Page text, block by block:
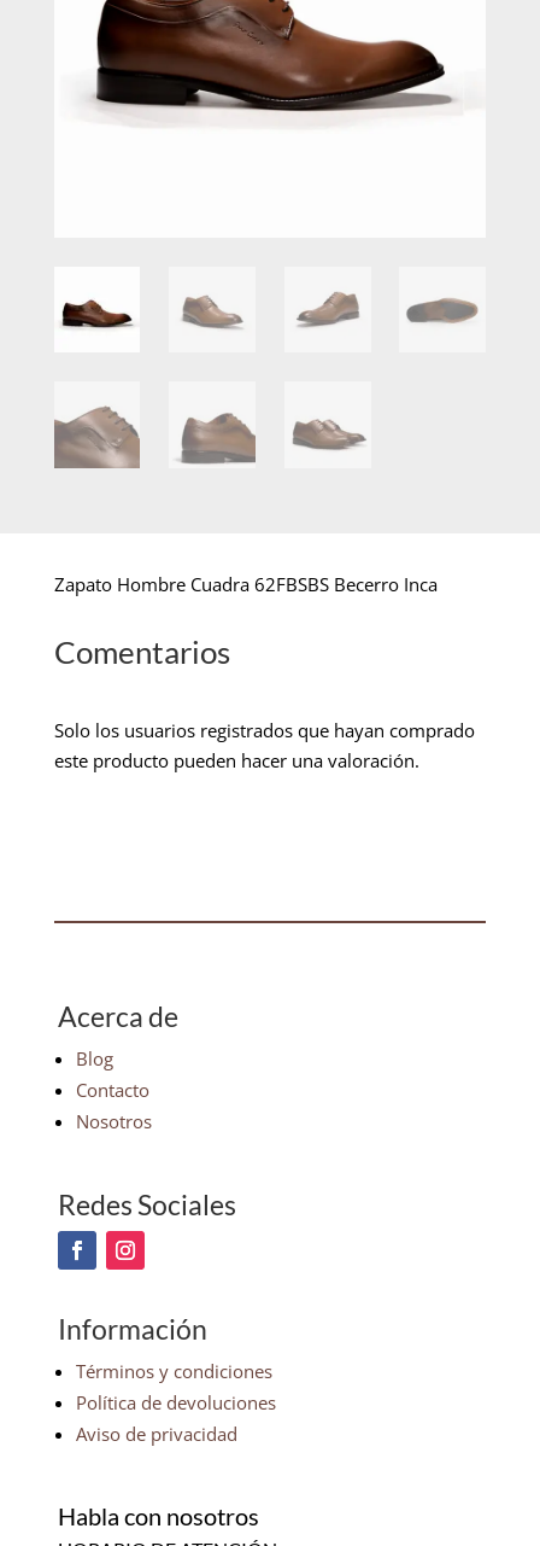
Zapato Hombre Cuadra 62FBSBS Becerro Inca
Comentarios
Solo los usuarios registrados que hayan comprado
este producto pueden hacer una valoración.
Acerca de
Blog
Contacto
Nosotros
Redes Sociales
Información
Términos y condiciones
Política de devoluciones
Aviso de privacidad
Habla con nosotros